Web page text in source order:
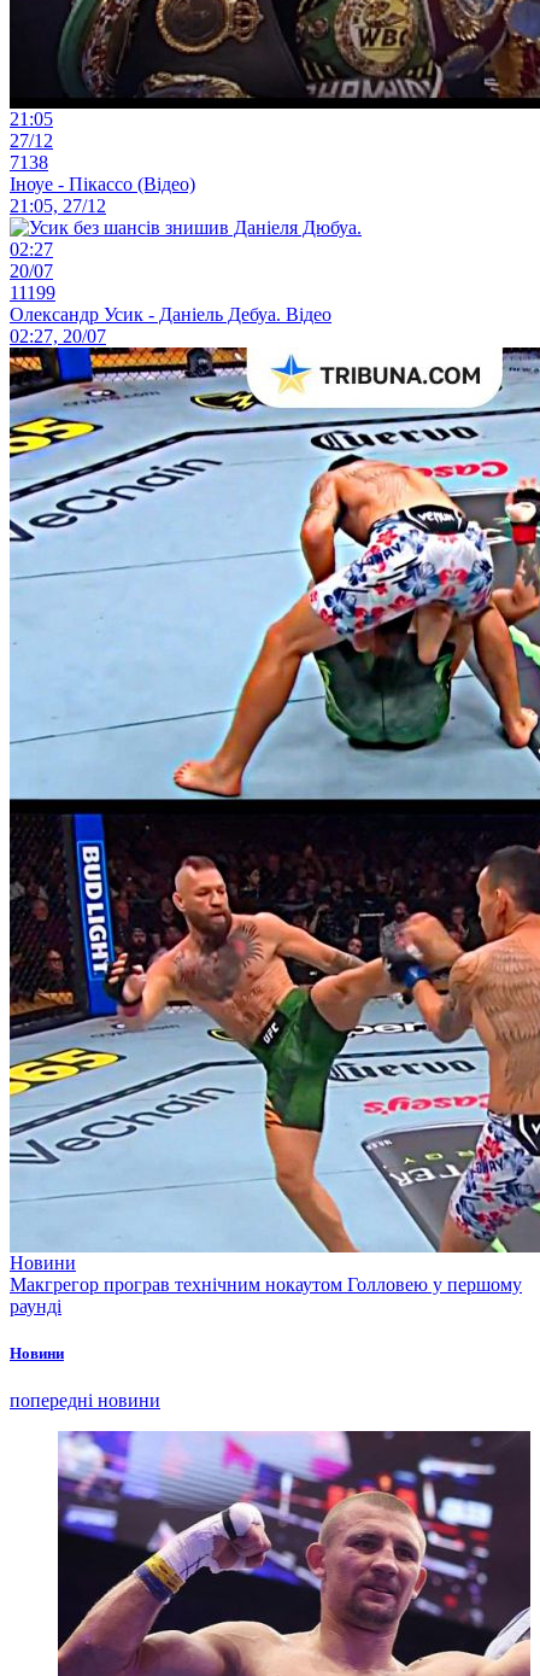
21:05
27/12
7138
Іноуе - Пікассо (Відео)
21:05, 27/12
02:27
20/07
11199
Олександр Усик - Даніель Дебуа. Відео
02:27, 20/07
Новини
Макгрегор програв технічним нокаутом Голловею у першому
раунді
Новини
попередні новини